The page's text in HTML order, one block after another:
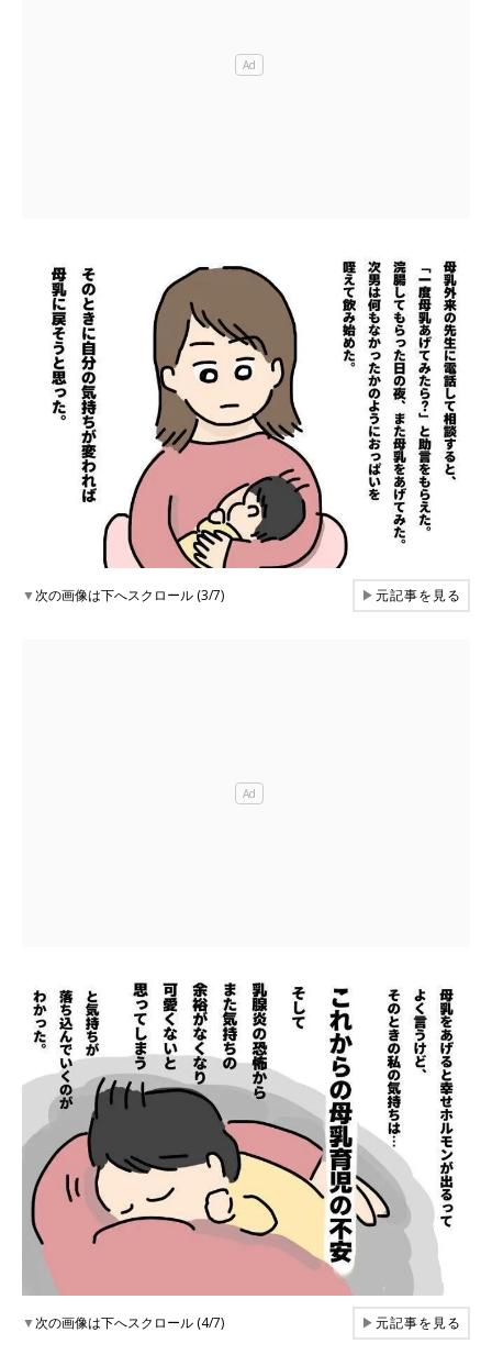
▼次の画像は下へスクロール (3/7) ▶元記事を見る
▼次の画像は下へスクロール (4/7) ▶元記事を見る